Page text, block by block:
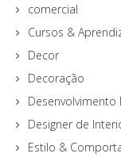
comercial
Cursos &
Decor
Decoração
Desenvolvimento
Designer de
Estilo &